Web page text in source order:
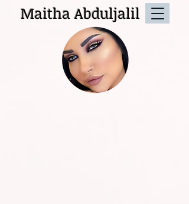
Maitha Abduljalil